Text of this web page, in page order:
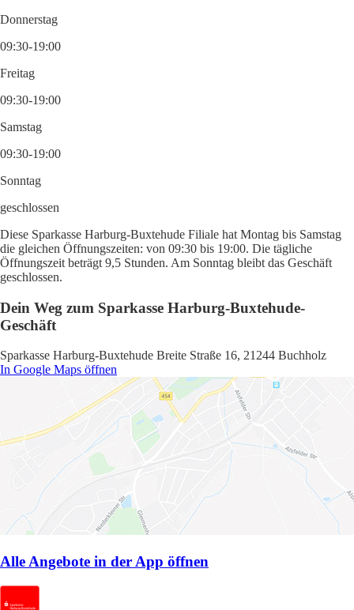
Donnerstag
09:30-19:00
Freitag
09:30-19:00
Samstag
09:30-19:00
Sonntag
geschlossen
Diese Sparkasse Harburg-Buxtehude Filiale hat Montag bis Samstag
die gleichen Öffnungszeiten: von 09:30 bis 19:00. Die tägliche
Öffnungszeit beträgt 9,5 Stunden. Am Sonntag bleibt das Geschäft
geschlossen.
Dein Weg zum Sparkasse Harburg-Buxtehude-
Geschäft
Sparkasse Harburg-Buxtehude Breite Straße 16, 21244 Buchholz
In Google Maps öffnen
Alle Angebote in der App öffnen